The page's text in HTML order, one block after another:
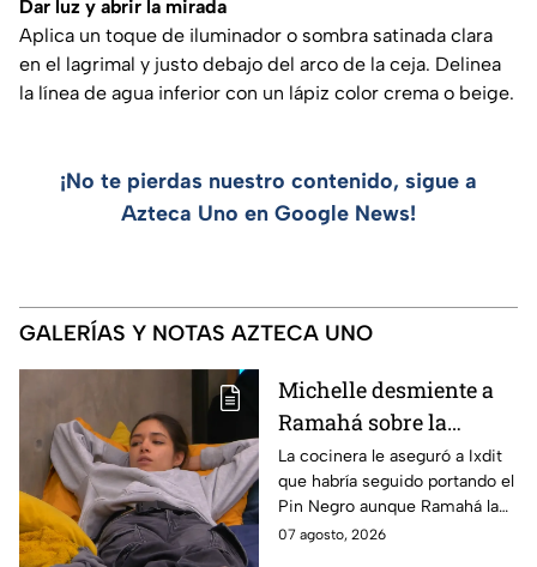
Dar luz y abrir la mirada
Aplica un toque de iluminador o sombra satinada clara
en el lagrimal y justo debajo del arco de la ceja. Delinea
la línea de agua inferior con un lápiz color crema o beige.
¡No te pierdas nuestro contenido, sigue a
Azteca Uno en Google News!
GALERÍAS Y NOTAS AZTECA UNO
Michelle desmiente a
Ramahá sobre la
designación del Pin
Negro a un integrante
de las "Divas" en
MasterChef 24/7
La cocinera le aseguró a Ixdit
que habría seguido portando el
Pin Negro aunque Ramahá la
hubiera subido al balcón
07 agosto, 2026